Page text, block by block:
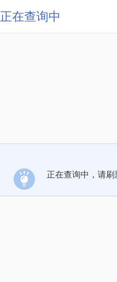
正在查询中
正在查询中，请刷